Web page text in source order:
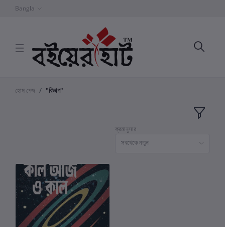
Bangla
হোম পেজ "বিভাগ"
ক্রমানুসার
সবথেকে নতুন